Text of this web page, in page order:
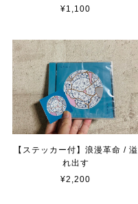
¥1,100
【ステッカー付】浪漫革命 / 溢
れ出す
¥2,200